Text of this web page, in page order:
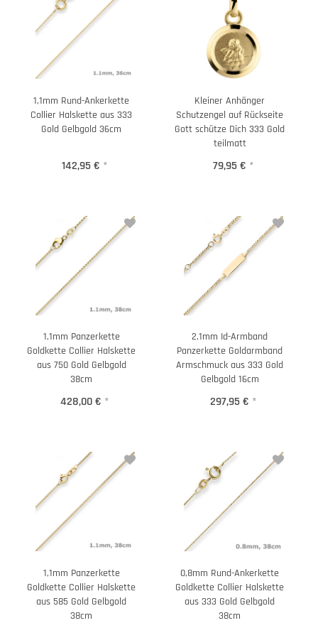
1,1mm Rund-Ankerkette
Collier Halskette aus 333
Gold Gelbgold 36cm
142,95 € *
Kleiner Anhänger
Schutzengel auf Rückseite
Gott schütze Dich 333 Gold
teilmatt
79,95 € *
1,1mm Panzerkette
Goldkette Collier Halskette
aus 750 Gold Gelbgold
38cm
428,00 € *
2,1mm Id-Armband
Panzerkette Goldarmband
Armschmuck aus 333 Gold
Gelbgold 16cm
297,95 € *
1,1mm Panzerkette
Goldkette Collier Halskette
aus 585 Gold Gelbgold
38cm
0,8mm Rund-Ankerkette
Goldkette Collier Halskette
aus 333 Gold Gelbgold
38cm